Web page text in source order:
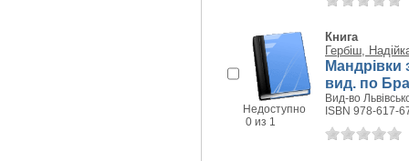
Недоступно
0 из 1
Книга
Гербіш,
Мандрівки
вид. по
Вид-во
ISBN 978-617-